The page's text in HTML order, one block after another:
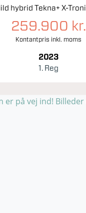
259.900 kr.
Kontantpris inkl. moms
2023
1. Reg